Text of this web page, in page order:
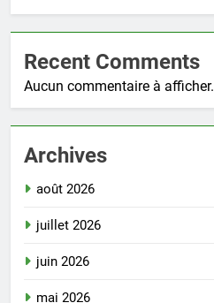
Recent Comments
Aucun commentaire à afficher.
Archives
août 2026
juillet 2026
juin 2026
mai 2026